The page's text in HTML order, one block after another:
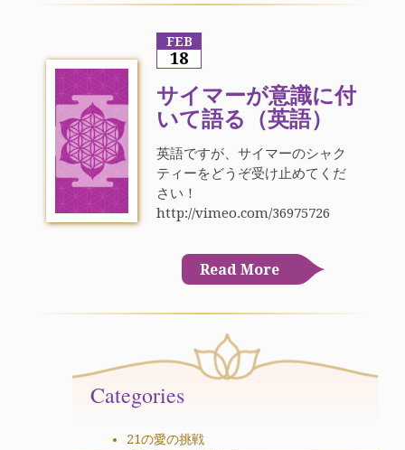
FEB
18
サイマーが意識に付
いて語る（英語）
英語ですが、サイマーのシャク
ティーをどうぞ受け止めてくだ
さい！
http://vimeo.com/36975726
Read More
Categories
21の愛の挑戦